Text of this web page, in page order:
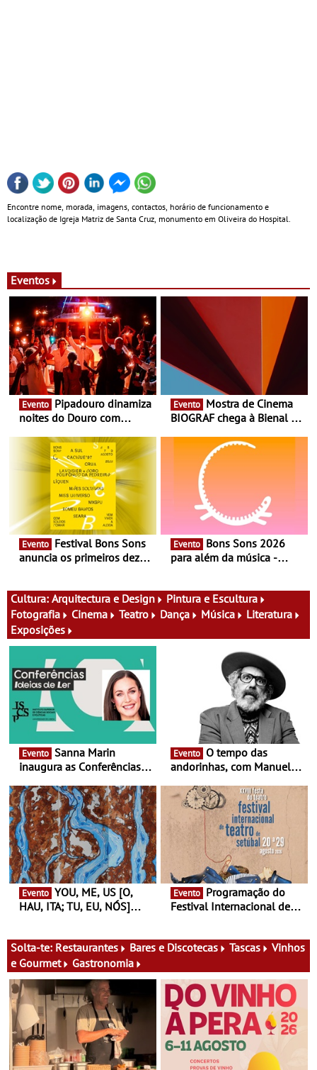
Encontre nome, morada, imagens, contactos, horário de funcionamento e
localização de Igreja Matriz de Santa Cruz, monumento em Oliveira do Hospital.
Eventos
Evento
noites do Douro com
vinho, gastronomia e
música
Evento
BIOGRAF chega à Bienal de
Documentário, ensaio
fílmico e práticas artísticas
Evento
anuncia os primeiros dez
Evento
para além da música -
atividades para toda a
família e muito mais
Cultura: Arquitectura e Design
Pintura e Escultura
Fotografia
Cinema Teatro Dança Música
Literatura
Exposições
Evento
inaugura as Conferências
Antiga primeira-ministra da
Finlândia é a convidada da
primeira edição do novo
ciclo de debates dedicado
aos grandes temas do
nosso tempo
Evento
andorinhas, com Manuel
Atum - Concerto
performance na MAAT
Gallery a 3 de Setembro,
19:30
Evento
HAU, ITA; TU, EU, NÓS]
13 de Dezembro
Evento
Festival Internacional de
29 de Agosto
Solta-te: Restaurantes Bares e Discotecas Tascas
Vinhos
e Gourmet
Gastronomia